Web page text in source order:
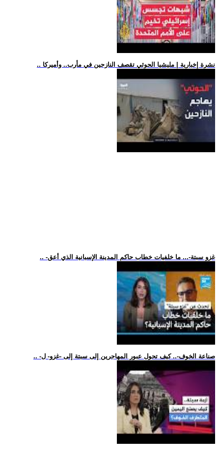
.. نشرة إخبارية | مليشيا الحوثي تقصف النازحين في مأرب.. وأميركا
.. -غزو سبتة-... ما خلفيات خطاب حاكم المدينة الإسبانية الذي أعق
.. -صناعة الخوف-.. كيف تحول عبور المهاجرين إلى سبتة إلى -غزو- ل